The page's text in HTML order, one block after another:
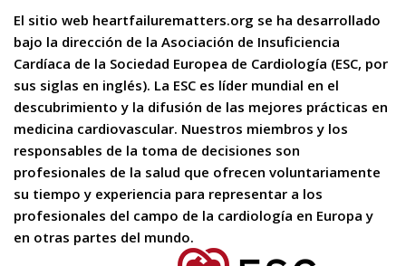
El sitio web heartfailurematters.org se ha desarrollado
bajo la dirección de la Asociación de Insuficiencia
Cardíaca de la Sociedad Europea de Cardiología (ESC, por
sus siglas en inglés). La ESC es líder mundial en el
descubrimiento y la difusión de las mejores prácticas en
medicina cardiovascular. Nuestros miembros y los
responsables de la toma de decisiones son
profesionales de la salud que ofrecen voluntariamente
su tiempo y experiencia para representar a los
profesionales del campo de la cardiología en Europa y
en otras partes del mundo.